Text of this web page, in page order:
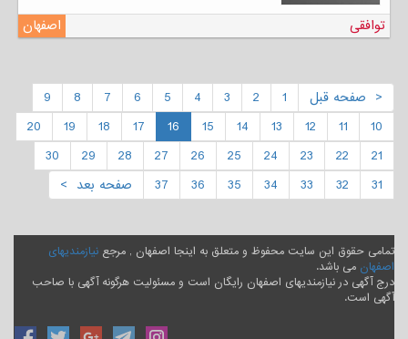
اصفهان توافقی
< صفحه قبل 1
2
3
4
5
6
7
8
9
10
11
12
13
14
15
16
17
18
19
20
21
22
23
24
25
26
27
28
29
30
31
32
33
34
35
36
37 صفحه بعد >
تمامی حقوق این سایت محفوظ و متعلق به اینجا اصفهان , مرجع نیازمندیهای
اصفهان می باشد.
درج آگهی در نیازمندیهای اصفهان رایگان است و مسئولیت هرگونه آگهی با صاحب
آگهی است.